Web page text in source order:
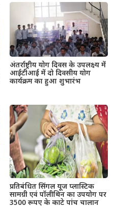
अंतर्राष्ट्रीय योग दिवस के उपलक्ष्य में
आईटीआई में दो दिवसीय योग
कार्यक्रम का हुआ शुभारंभ
प्रतिबंधित सिंगल यूज प्लास्टिक
सामग्री एवं पॉलीथिन का उपयोग पर
3500 रूपए के काटे पांच चालान